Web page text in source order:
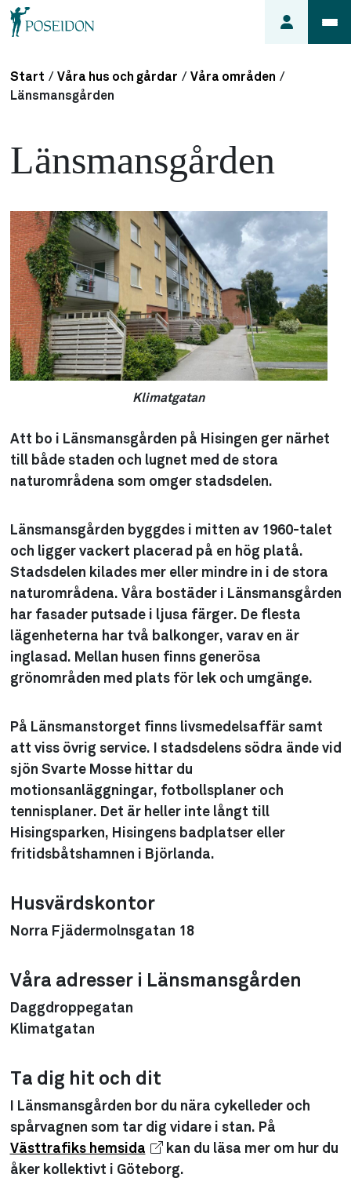
Frågor
hyra
Så här
söker du
lägenhet
Start / Våra hus och gårdar / Våra områden /
Länsmansgården
Länsmansgården
Klimatgatan
Att bo i Länsmansgården på Hisingen ger närhet
till både staden och lugnet med de stora
naturområdena som omger stadsdelen.
Länsmansgården byggdes i mitten av 1960-talet
och ligger vackert placerad på en hög platå.
Stadsdelen kilades mer eller mindre in i de stora
naturområdena. Våra bostäder i Länsmansgården
har fasader putsade i ljusa färger. De flesta
lägenheterna har två balkonger, varav en är
inglasad. Mellan husen finns generösa
grönområden med plats för lek och umgänge.
På Länsmanstorget finns livsmedelsaffär samt
att viss övrig service. I stadsdelens södra ände vid
sjön Svarte Mosse hittar du
motionsanläggningar, fotbollsplaner och
tennisplaner. Det är heller inte långt till
Hisingsparken, Hisingens badplatser eller
fritidsbåtshamnen i Björlanda.
Husvärdskontor
Norra Fjädermolnsgatan 18
Våra adresser i Länsmansgården
Daggdroppegatan
Klimatgatan
Ta dig hit och dit
I Länsmansgården bor du nära cykelleder och
spårvagnen som tar dig vidare i stan. På
Västtrafiks hemsida
kan du läsa mer om hur du
åker kollektivt i Göteborg.